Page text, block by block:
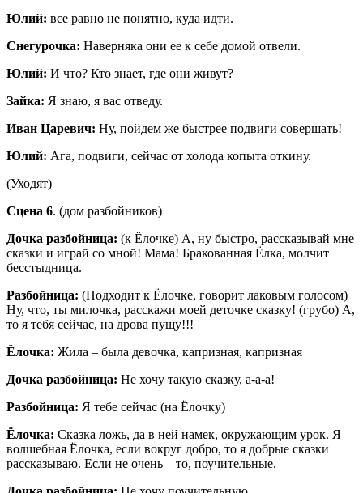
Юлий: все равно не понятно, куда идти.
Снегурочка: Наверняка они ее к себе домой отвели.
Юлий: И что? Кто знает, где они живут?
Зайка: Я знаю, я вас отведу.
Иван Царевич: Ну, пойдем же быстрее подвиги совершать!
Юлий: Ага, подвиги, сейчас от холода копыта откину.
(Уходят)
Сцена 6. (дом разбойников)
Дочка разбойница: (к Ёлочке) А, ну быстро, рассказывай мне
сказки и играй со мной! Мама! Бракованная Ёлка, молчит
бесстыдница.
Разбойница: (Подходит к Ёлочке, говорит лаковым голосом)
Ну, что, ты милочка, расскажи моей деточке сказку! (грубо) А,
то я тебя сейчас, на дрова пущу!!!
Ёлочка: Жила – была девочка, капризная, капризная
Дочка разбойница: Не хочу такую сказку, а-а-а!
Разбойница: Я тебе сейчас (на Ёлочку)
Ёлочка: Сказка ложь, да в ней намек, окружающим урок. Я
волшебная Ёлочка, если вокруг добро, то я добрые сказки
рассказываю. Если не очень – то, поучительные.